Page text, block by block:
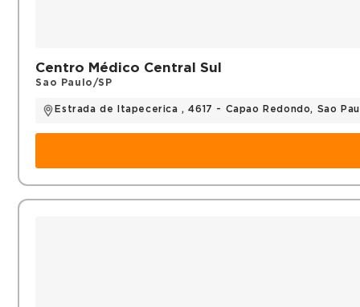
Títulos
Membro Titular da Sociedade Brasileira de
Centro Médico Central Sul
Sao Paulo/SP
Estrada de Itapecerica , 4617 - Capao Redondo, Sao